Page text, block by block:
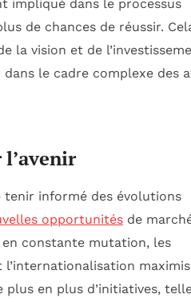
impliqué dans le processus
de chances de réussir.
la vision et de
le cadre complexe des
l’avenir
tenir informé des évolutions
opportunités de
constante mutation, les
plus en plus d’initiatives,